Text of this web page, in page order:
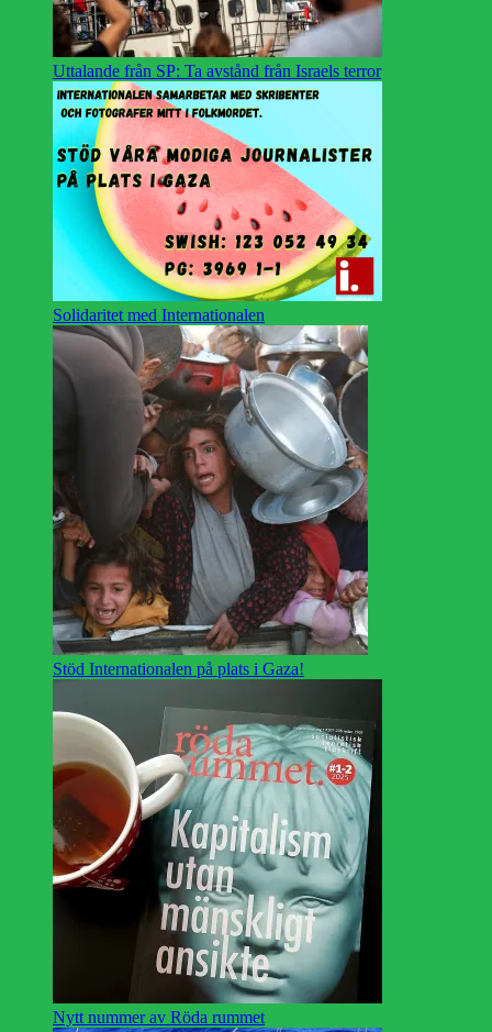
Uttalande från SP: Ta avstånd från Israels terror
Solidaritet med Internationalen
Stöd Internationalen på plats i Gaza!
Nytt nummer av Röda rummet